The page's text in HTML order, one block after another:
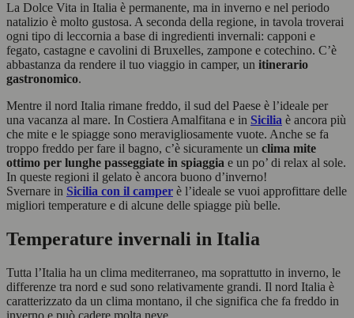
La Dolce Vita in Italia è permanente, ma in inverno e nel periodo
natalizio è molto gustosa. A seconda della regione, in tavola troverai
ogni tipo di leccornia a base di ingredienti invernali: capponi e
fegato, castagne e cavolini di Bruxelles, zampone e cotechino. C’è
abbastanza da rendere il tuo viaggio in camper, un itinerario
gastronomico.
Mentre il nord Italia rimane freddo, il sud del Paese è l’ideale per
una vacanza al mare. In Costiera Amalfitana e in Sicilia è ancora più
che mite e le spiagge sono meravigliosamente vuote. Anche se fa
troppo freddo per fare il bagno, c’è sicuramente un clima mite
ottimo per lunghe passeggiate in spiaggia e un po’ di relax al sole.
In queste regioni il gelato è ancora buono d’inverno!
Svernare in Sicilia con il camper è l’ideale se vuoi approfittare delle
migliori temperature e di alcune delle spiagge più belle.
Temperature invernali in Italia
Tutta l’Italia ha un clima mediterraneo, ma soprattutto in inverno, le
differenze tra nord e sud sono relativamente grandi. Il nord Italia è
caratterizzato da un clima montano, il che significa che fa freddo in
inverno e può cadere molta neve.